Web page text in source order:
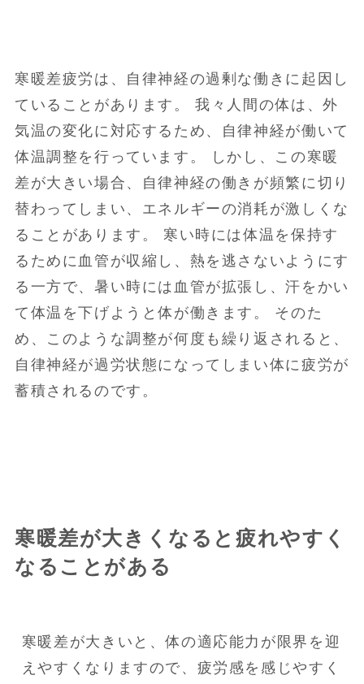
寒暖差疲労は、自律神経の過剰な働きに起因し
ていることがあります。 我々人間の体は、外
気温の変化に対応するため、自律神経が働いて
体温調整を行っています。 しかし、この寒暖
差が大きい場合、自律神経の働きが頻繁に切り
替わってしまい、エネルギーの消耗が激しくな
ることがあります。 寒い時には体温を保持す
るために血管が収縮し、熱を逃さないようにす
る一方で、暑い時には血管が拡張し、汗をかい
て体温を下げようと体が働きます。 そのた
め、このような調整が何度も繰り返されると、
自律神経が過労状態になってしまい体に疲労が
蓄積されるのです。
寒暖差が大きくなると疲れやすく
なることがある
寒暖差が大きいと、体の適応能力が限界を迎
えやすくなりますので、疲労感を感じやすく